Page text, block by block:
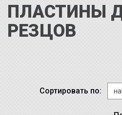
ПЛАСТИНЫ
РЕЗЦОВ
Сортировать по: